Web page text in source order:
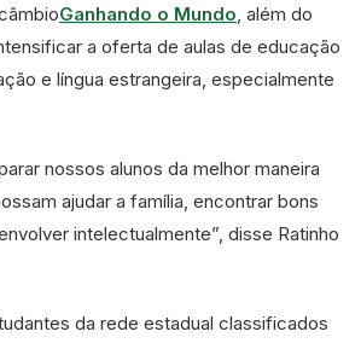
Ganhando o Mundo, além do
a oferta de aulas de educação
e língua estrangeira, especialmente
nossos alunos da melhor maneira
ajudar a família, encontrar bons
intelectualmente”, disse Ratinho
da rede estadual classificados